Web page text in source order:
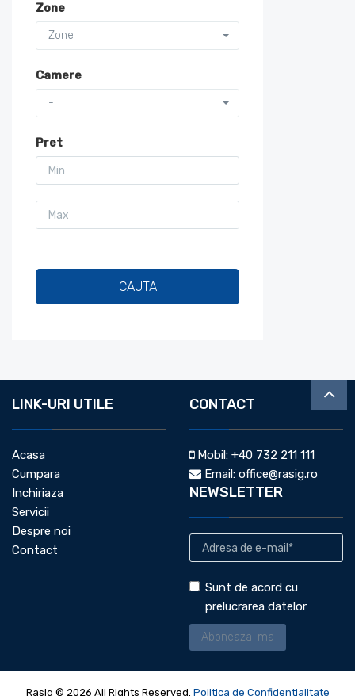
Zone
Zone
Camere
-
Pret
LINK-URI UTILE
Acasa
Cumpara
Inchiriaza
Servicii
Despre noi
Contact
CONTACT
Mobil: +40 732 211 111
Email: office@rasig.ro
NEWSLETTER
Sunt de acord cu
prelucrarea datelor
Rasig © 2026 All Rights Reserved. Politica de Confidentialitate